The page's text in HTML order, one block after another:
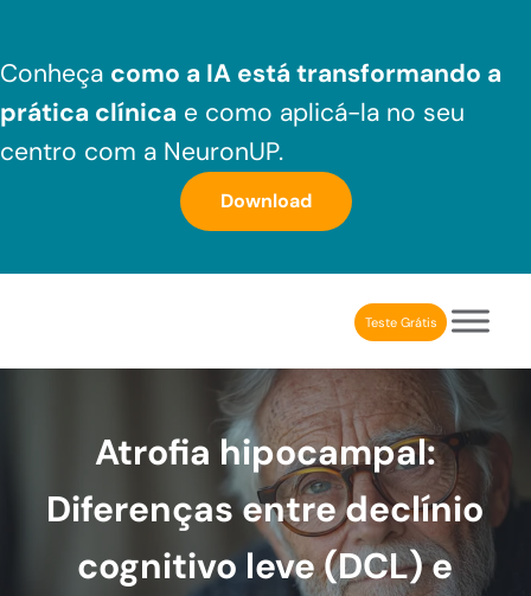
Conheça como a IA está transformando a
prática clínica e como aplicá-la no seu
centro com a NeuronUP.
Download
Aplicativo de estimulação cognitiva para profissionais
Teste Grátis
Atrofia hipocampal:
Diferenças entre declínio
cognitivo leve (DCL) e